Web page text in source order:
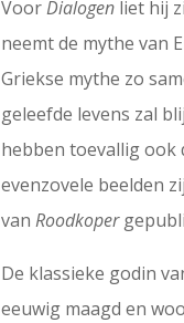
VoorDialogen liet hij
neemt de mythe van
Griekse mythe zo
geleefde levens zal
hebben toevallig ook
evenzovele beelden
vanRoodkoper
De klassieke godin
eeuwig maagd en